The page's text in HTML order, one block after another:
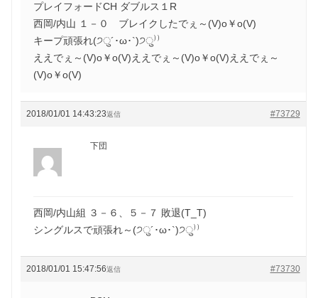
プレイフォードCH ダブルス１R
西岡/内山 １－０ ブレイクしたでぇ～(V)o￥o(V)
キープ頑張れ(੭ु´･ω･`)੭ु⁾⁾
ええでぇ～(V)o￥o(V)ええでぇ～(V)o￥o(V)ええでぇ～
(V)o￥o(V)
2018/01/01 14:43:23 #73729
返信
下団
西岡/内山組 ３－６、５－７ 敗退(T_T)
シングルスで頑張れ～(੭ु´･ω･`)੭ु⁾⁾
2018/01/01 15:47:56 #73730
返信